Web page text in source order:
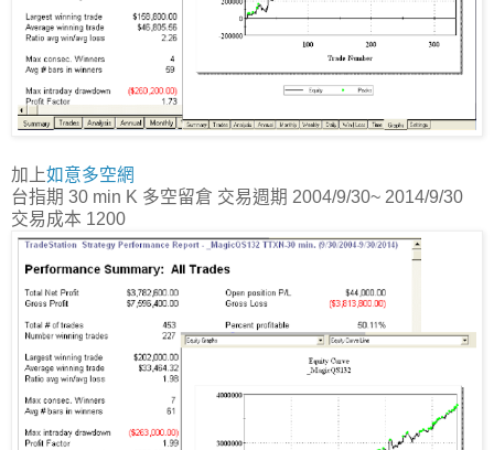
加上如意多空網
台指期 30 min K 多空留倉 交易週期 2004/9/30~ 2014/9/30
交易成本 1200